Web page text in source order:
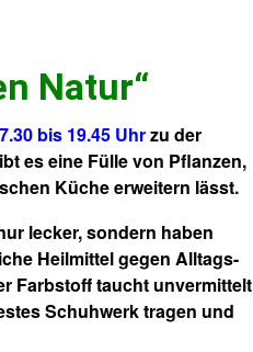
Natur“
bis 19.45 Uhrzu der
es eine Fülle von Pflanzen,
Küche erweitern lässt.
lecker, sondern haben
Heilmittel gegen Alltags-
Farbstoff taucht unvermittelt
Schuhwerk tragen und